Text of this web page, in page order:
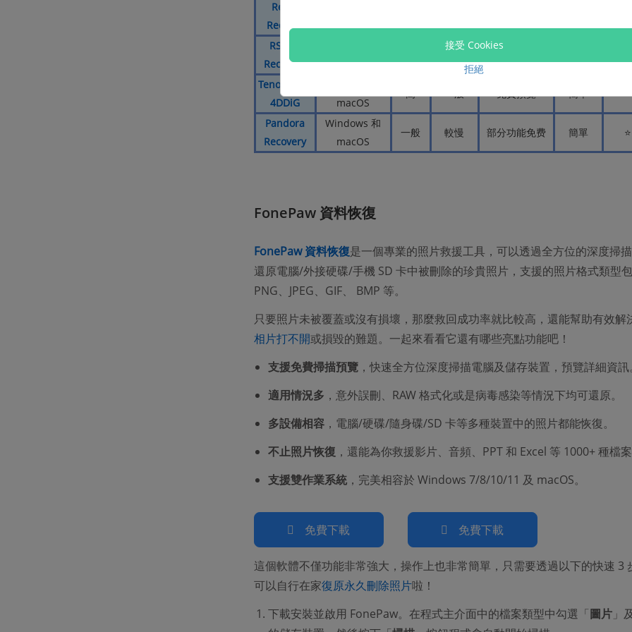
Remo
Recover
macOS
RS FAT
Recovery
一般
Tenorshare
4DDiG
macOS
高 一般 免費預覽 簡單
Pandora
Recovery
Windows 和
macOS
一般 較慢 部分功能免费 簡單
FonePaw 資料恢復
FonePaw 資料恢復是一個專業的照片救援工具，可以透過全方位的深度掃
還原電腦/外接硬碟/手機 SD 卡中被刪除的珍貴照片，支援的照片格式類型
PNG、JPEG、GIF、 BMP 等。
只要照片未被覆蓋或沒有損壞，那麼救回成功率就比較高，還能幫助有效解
相片打不開或損毀的難題。一起來看看它還有哪些亮點功能吧！
支援免費掃描預覽，快速全方位深度掃描電腦及儲存裝置，預覽詳細資訊。
適用情況多 ，意外誤刪、RAW 格式化或是病毒感染等情況下均可還原。
多設備相容，電腦/硬碟/隨身碟/SD 卡等多種裝置中的照片都能恢復。
不止照片恢復 ，還能為你救援影片、音頻、PPT 和 Excel 等 1000+ 種檔案
支援雙作業系統，完美相容於 Windows 7/8/10/11 及 macOS。
免費下載 免費下載
這個軟體不僅功能非常強大，操作上也非常簡單，只需要透過以下的快速 3
可以自行在家復原永久刪除照片啦！
下載安裝並啟用 FonePaw。在程式主介面中的檔案類型中勾選「圖片」
接受 Cookies
拒絕